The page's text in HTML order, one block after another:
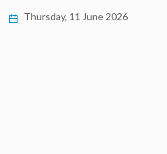
Thursday, 11 June 2026